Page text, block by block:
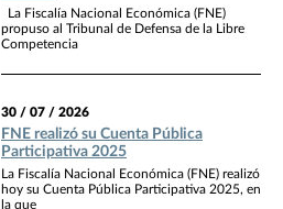
La Fiscalía Nacional Económica (FNE)
propuso al Tribunal de Defensa de la Libre
Competencia
30 / 07 / 2026
FNE realizó su Cuenta Pública
Participativa 2025
La Fiscalía Nacional Económica (FNE) realizó
hoy su Cuenta Pública Participativa 2025, en
la que